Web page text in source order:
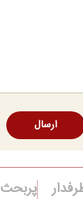
ارسال
پربحث